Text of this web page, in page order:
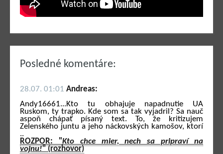
Posledné komentáre:
28.07. 01:01 Andreas:
Andy16661...Kto tu obhajuje napadnutie UA
Ruskom, ty trapko. Kde som sa tak vyjadril? Sa nauč
aspoň chápať písaný text. To, že kritizujem
Zelenského juntu a jeho náckovských kamošov, ktorí
..
ROZPOR: "Kto chce mier, nech sa pripraví na
vojnu!" (rozhovor)